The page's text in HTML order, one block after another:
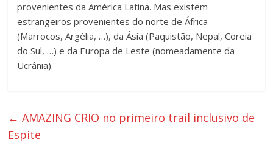
provenientes da América Latina. Mas existem
estrangeiros provenientes do norte de África
(Marrocos, Argélia, …), da Ásia (Paquistão, Nepal, Coreia
do Sul, …) e da Europa de Leste (nomeadamente da
Ucrânia).
← AMAZING CRIO no primeiro trail inclusivo de
Espite